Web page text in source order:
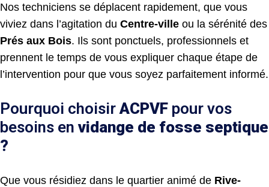
Nos techniciens se déplacent rapidement, que vous
viviez dans l’agitation du Centre-ville ou la sérénité des
Prés aux Bois. Ils sont ponctuels, professionnels et
prennent le temps de vous expliquer chaque étape de
l’intervention pour que vous soyez parfaitement informé.
Pourquoi choisir ACPVF pour vos
besoins en vidange de fosse septique
?
Que vous résidiez dans le quartier animé de Rive-